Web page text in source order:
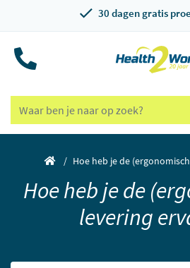
30 dagen gratis
Hoe heb je de
Hoe heb je de
levering